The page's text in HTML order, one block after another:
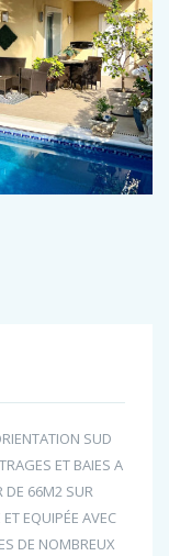
SUD
ET BAIES A
DE 66M2 SUR
EQUIPÉE AVEC
DE NOMBREUX